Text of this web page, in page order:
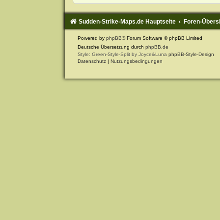
Sudden-Strike-Maps.de Hauptseite Foren-
Powered by phpBB® Forum Software © phpBB Limited
Deutsche Übersetzung durch phpBB.de
Style: Green-Style-Split by Joyce&Luna phpBB-Style-Design
Datenschutz | Nutzungsbedingungen